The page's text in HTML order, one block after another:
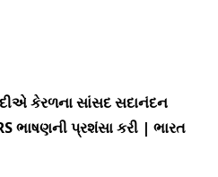
કેરળના સાંસદ સદાનંદન
ભાષણની પ્રશંસા કરી | ભારત